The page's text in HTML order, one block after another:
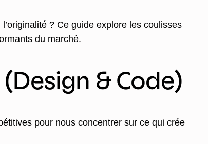
? Ce guide explore les coulisses
du marché.
& Code)
pour nous concentrer sur ce qui crée